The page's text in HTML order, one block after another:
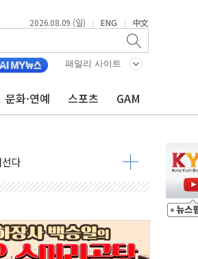
2026.08.09 (일) | ENG | 中文
패밀리 사이트
문화·연예 스포츠 GAM
중
46.01% vs 鄭 44.53%
견도 죽여
vs 鄭 44.40%